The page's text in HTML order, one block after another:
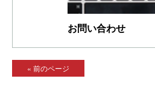
お問い合わせ
« 前のページ